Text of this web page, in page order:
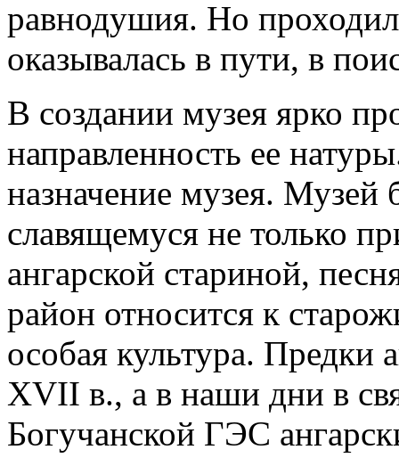
равнодушия. Но
оказывалась в пути, в
В создании музея ярко
направленность ее
назначение музея.
славящемуся не только
ангарской стариной,
район относится к
особая культура. Предки
XVII в., а в наши дни в
Богучанской ГЭС